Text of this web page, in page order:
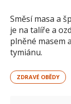
Směsí masa a
je na talíře a
plněné masem
tymiánu.
ZDRAVÉ OBĚDY